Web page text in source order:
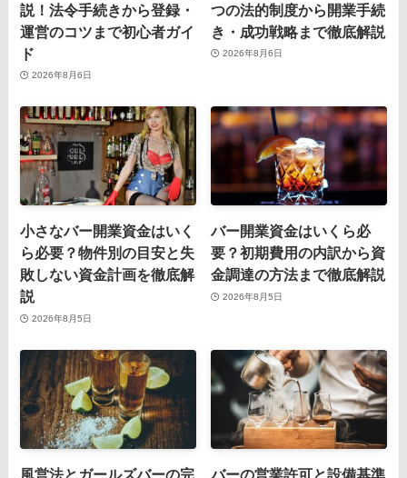
説！法令手続きから登録・
運営のコツまで初心者ガイ
ド
2026年8月6日
つの法的制度から開業手続
き・成功戦略まで徹底解説
2026年8月6日
小さなバー開業資金はいく
ら必要？物件別の目安と失
敗しない資金計画を徹底解
説
2026年8月5日
バー開業資金はいくら必
要？初期費用の内訳から資
金調達の方法まで徹底解説
2026年8月5日
風営法とガールズバーの完
バーの営業許可と設備基準